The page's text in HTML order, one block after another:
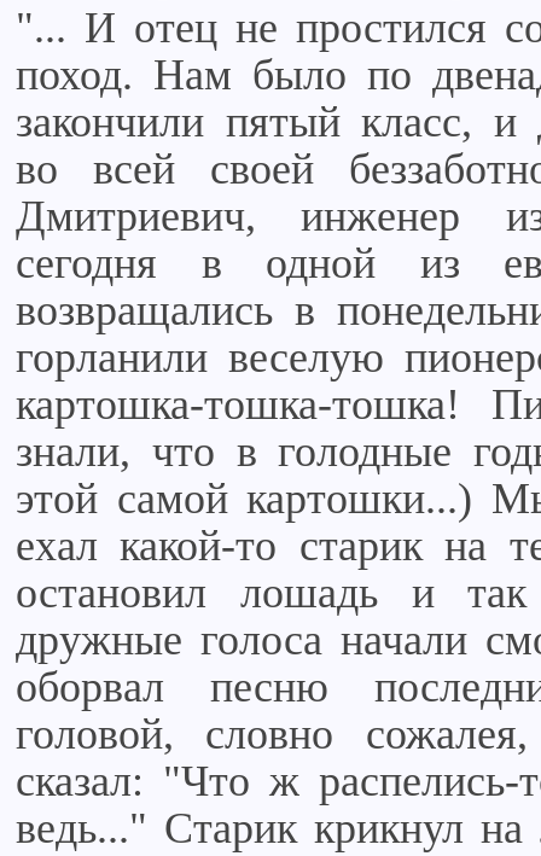
"... И отец не простился
поход. Нам было по
закончили пятый класс, и
во всей своей
Дмитриевич, инженер
сегодня в одной из
возвращались в
горланили веселую
картошка-тошка-тошка!
знали, что в голодные
этой самой картошки...)
ехал какой-то старик на
остановил лошадь и
дружные голоса начали
оборвал песню
головой, словно
сказал: "Что ж
ведь..." Старик крикнул